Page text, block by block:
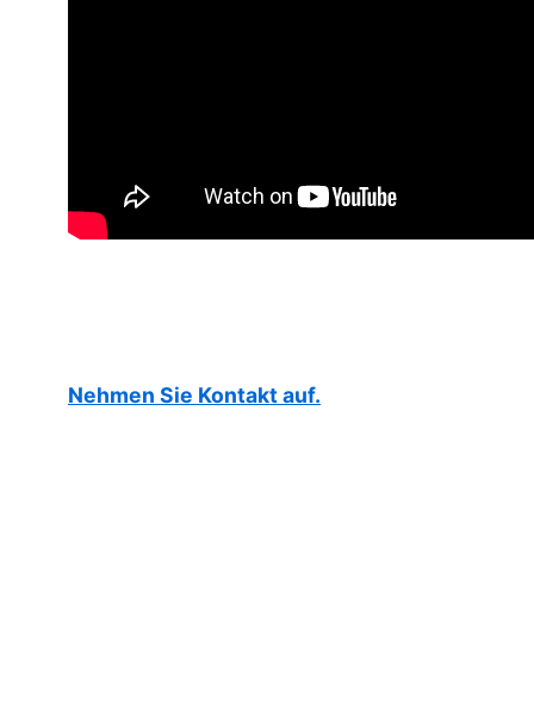
Nehmen Sie Kontakt auf.